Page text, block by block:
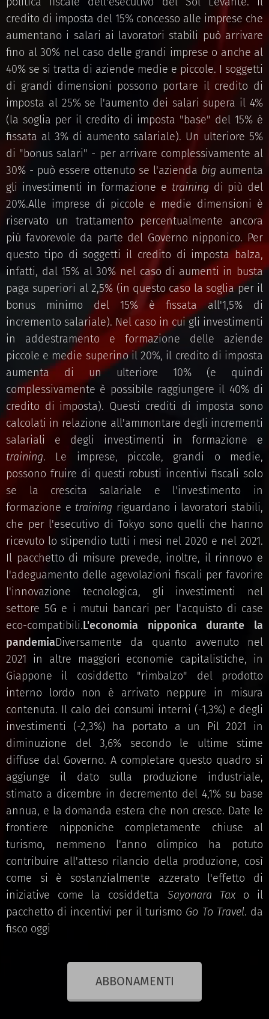
credito di imposta del 15% concesso alle imprese che
aumentano i salari ai lavoratori stabili può arrivare
fino al 30% nel caso delle grandi imprese o anche al
40% se si tratta di aziende medie e piccole. I soggetti
di grandi dimensioni possono portare il credito di
imposta al 25% se l'aumento dei salari supera il 4%
(la soglia per il credito di imposta "base" del 15% è
fissata al 3% di aumento salariale). Un ulteriore 5%
di "bonus salari" - per arrivare complessivamente al
30% - può essere ottenuto se l'azienda big aumenta
gli investimenti in formazione e training di più del
20%.Alle imprese di piccole e medie dimensioni è
riservato un trattamento percentualmente ancora
più favorevole da parte del Governo nipponico. Per
questo tipo di soggetti il credito di imposta balza,
infatti, dal 15% al 30% nel caso di aumenti in busta
paga superiori al 2,5% (in questo caso la soglia per il
bonus minimo del 15% è fissata all'1,5% di
incremento salariale). Nel caso in cui gli investimenti
in addestramento e formazione delle aziende
piccole e medie superino il 20%, il credito di imposta
aumenta di un ulteriore 10% (e quindi
complessivamente è possibile raggiungere il 40% di
credito di imposta). Questi crediti di imposta sono
calcolati in relazione all'ammontare degli incrementi
salariali e degli investimenti in formazione e
training. Le imprese, piccole, grandi o medie,
possono fruire di questi robusti incentivi fiscali solo
se la crescita salariale e l'investimento in
formazione e training riguardano i lavoratori stabili,
che per l'esecutivo di Tokyo sono quelli che hanno
ricevuto lo stipendio tutti i mesi nel 2020 e nel 2021.
Il pacchetto di misure prevede, inoltre, il rinnovo e
l'adeguamento delle agevolazioni fiscali per favorire
l'innovazione tecnologica, gli investimenti nel
settore 5G e i mutui bancari per l'acquisto di case
eco-compatibili.L'economia nipponica durante la
pandemiaDiversamente da quanto avvenuto nel
2021 in altre maggiori economie capitalistiche, in
Giappone il cosiddetto "rimbalzo" del prodotto
interno lordo non è arrivato neppure in misura
contenuta. Il calo dei consumi interni (-1,3%) e degli
investimenti (-2,3%) ha portato a un Pil 2021 in
diminuzione del 3,6% secondo le ultime stime
diffuse dal Governo. A completare questo quadro si
aggiunge il dato sulla produzione industriale,
stimato a dicembre in decremento del 4,1% su base
annua, e la domanda estera che non cresce. Date le
frontiere nipponiche completamente chiuse al
turismo, nemmeno l'anno olimpico ha potuto
contribuire all'atteso rilancio della produzione, così
come si è sostanzialmente azzerato l'effetto di
iniziative come la cosiddetta Sayonara Taxo il
pacchetto di incentivi per il turismo Go To Travel. da
fisco oggi
ABBONAMENTI